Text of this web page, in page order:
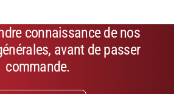
connaissance de nos
avant de passer
commande.